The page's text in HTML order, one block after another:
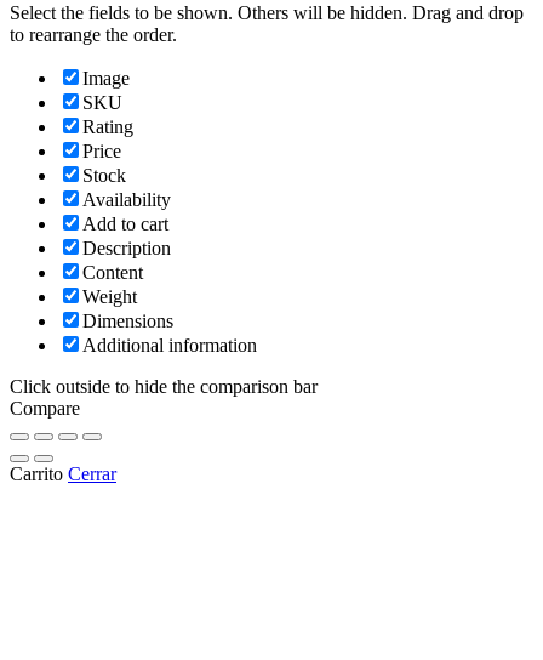
Select the fields to be shown. Others will be hidden. Drag and drop
to rearrange the order.
Image
SKU
Rating
Price
Stock
Availability
Add to cart
Description
Content
Weight
Dimensions
Additional information
Click outside to hide the comparison bar
Compare
Carrito Cerrar